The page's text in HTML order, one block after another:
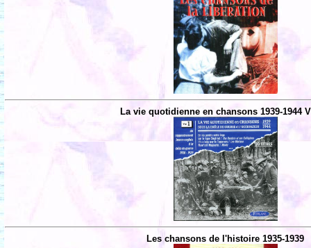
La vie quotidienne en chansons 1939-1944
Les chansons de l'histoire 1935-1939